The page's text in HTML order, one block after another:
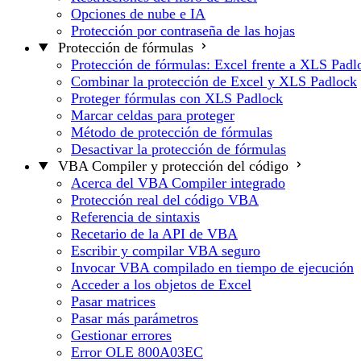
Opciones de nube e IA
Protección por contraseña de las hojas
Protección de fórmulas
Protección de fórmulas: Excel frente a XLS
Combinar la protección de Excel y XLS Padlock
Proteger fórmulas con XLS Padlock
Marcar celdas para proteger
Método de protección de fórmulas
Desactivar la protección de fórmulas
VBA Compiler y protección del código
Acerca del VBA Compiler integrado
Protección real del código VBA
Referencia de sintaxis
Recetario de la API de VBA
Escribir y compilar VBA seguro
Invocar VBA compilado en tiempo de ejecución
Acceder a los objetos de Excel
Pasar matrices
Pasar más parámetros
Gestionar errores
Error OLE 800A03EC